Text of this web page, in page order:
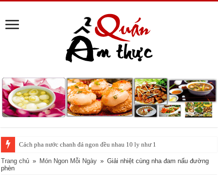
Tin vui cho những người ghiền cà phê: Uống mỗi ngày giúp sống lâu hơn,
Trang chủ » Món Ngon Mỗi Ngày » Giải nhiệt cùng nha đam nấu đường
phèn